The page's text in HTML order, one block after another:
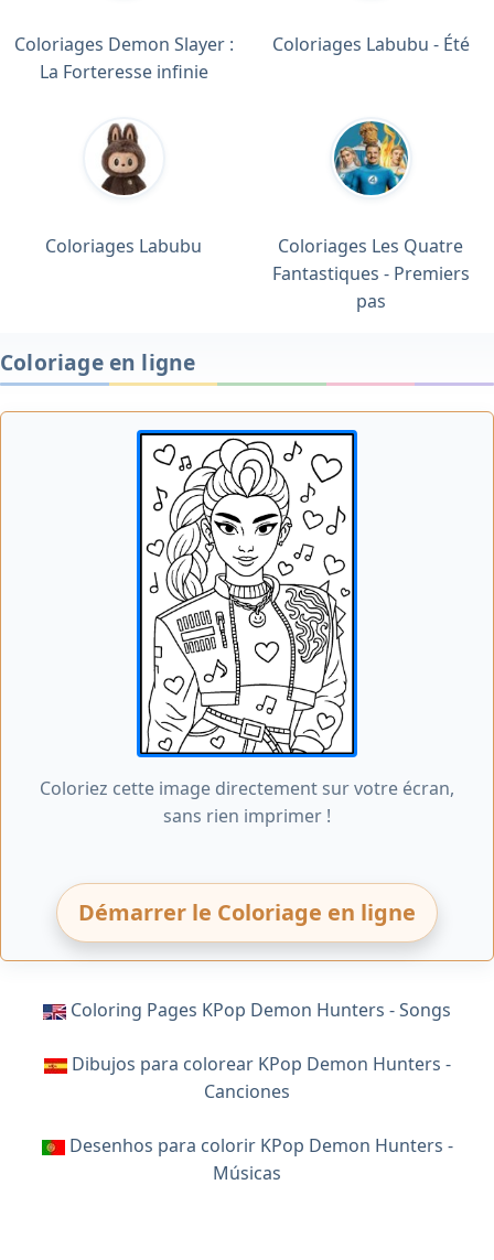
Coloriages Demon Slayer :
La Forteresse infinie
Coloriages Labubu - Été
Coloriages Labubu
Coloriages Les Quatre
Fantastiques - Premiers
pas
Coloriage en ligne
Coloriez cette image directement sur votre écran,
sans rien imprimer !
Démarrer le Coloriage en ligne
Coloring Pages KPop Demon Hunters - Songs
Dibujos para colorear KPop Demon Hunters -
Canciones
Desenhos para colorir KPop Demon Hunters -
Músicas